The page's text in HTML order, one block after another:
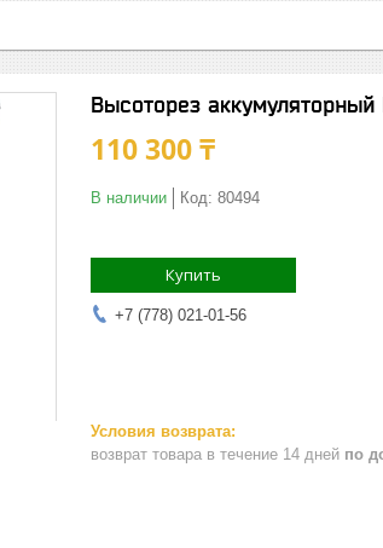
Высоторез
110 300 ₸
В наличии Код: 80494
Купить
+7 (778) 021-01-56
возврат товара в течение 14 дней по